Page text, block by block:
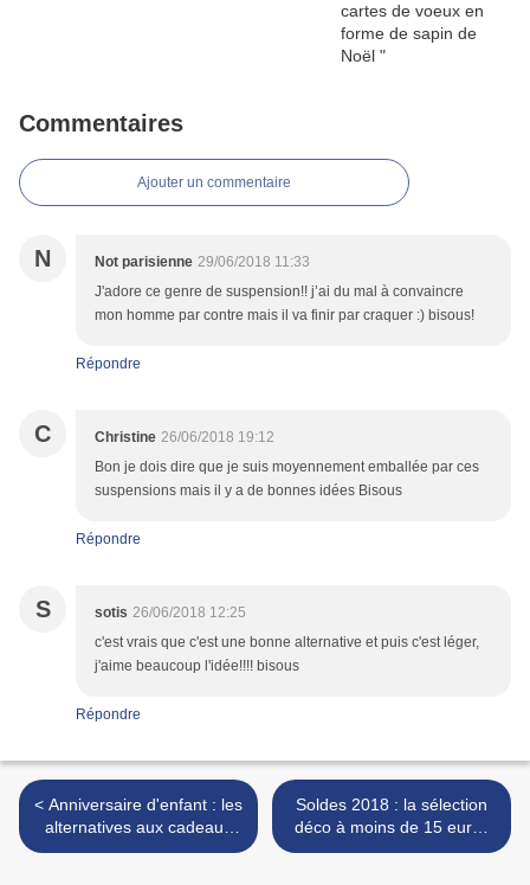
Commentaires
Ajouter un commentaire
N Not parisienne 29/06/2018 11:33
J'adore ce genre de suspension!! j’ai du mal à convaincre
mon homme par contre mais il va finir par craquer :) bisous!
Répondre
C Christine 26/06/2018 19:12
Bon je dois dire que je suis moyennement emballée par ces
suspensions mais il y a de bonnes idées Bisous
Répondre
S sotis 26/06/2018 12:25
c'est vrais que c'est une bonne alternative et puis c'est léger,
j'aime beaucoup l'idée!!!! bisous
Répondre
< Anniversaire d'enfant : les
alternatives aux cadeaux
habituels
Soldes 2018 : la sélection
déco à moins de 15 euros
(et frais de port gratuits) >